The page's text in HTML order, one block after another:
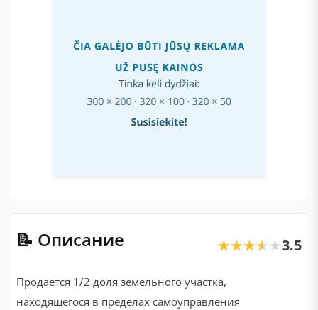
📝 Описание ★★★★★
★★★★★3.5
Продается 1/2 доля земельного участка,
находящегося в пределах самоуправления